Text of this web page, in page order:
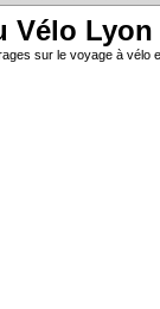
Vélo Lyon
sur le voyage à